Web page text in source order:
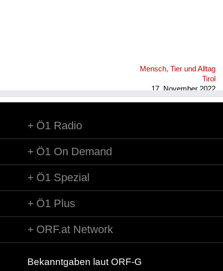
Mensch, Tier und Alltag
Tirol
17. November 2022
Ö1 Radio
Ö1 On Demand
Ö1 Spezial
Ö1 Plus
ORF.at Network
Bekanntgaben laut ORF-G